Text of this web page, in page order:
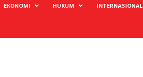
EKONOMI HUKUM INTERNASIONAL